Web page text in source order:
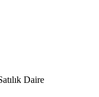
Daire